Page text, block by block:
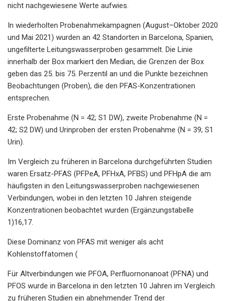
nicht nachgewiesene Werte aufwies.
In wiederholten Probenahmekampagnen (August–Oktober 2020
und Mai 2021) wurden an 42 Standorten in Barcelona, ​​Spanien,
ungefilterte Leitungswasserproben gesammelt. Die Linie
innerhalb der Box markiert den Median, die Grenzen der Box
geben das 25. bis 75. Perzentil an und die Punkte bezeichnen
Beobachtungen (Proben), die den PFAS-Konzentrationen
entsprechen.
Erste Probenahme (N = 42; S1 DW), zweite Probenahme (N =
42; S2 DW) und Urinproben der ersten Probenahme (N = 39; S1
Urin).
Im Vergleich zu früheren in Barcelona durchgeführten Studien
waren Ersatz-PFAS (PFPeA, PFHxA, PFBS) und PFHpA die am
häufigsten in den Leitungswasserproben nachgewiesenen
Verbindungen, wobei in den letzten 10 Jahren steigende
Konzentrationen beobachtet wurden (Ergänzungstabelle
1)16,17.
Diese Dominanz von PFAS mit weniger als acht
Kohlenstoffatomen (
Für Altverbindungen wie PFOA, Perfluornonanoat (PFNA) und
PFOS wurde in Barcelona in den letzten 10 Jahren im Vergleich
zu früheren Studien ein abnehmender Trend der